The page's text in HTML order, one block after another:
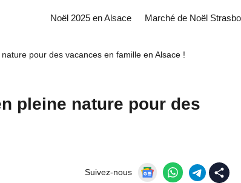
Noël 2025 en Alsace Marché de Noël
pour des vacances en famille en Alsace !
pleine nature pour des
Suivez-nous